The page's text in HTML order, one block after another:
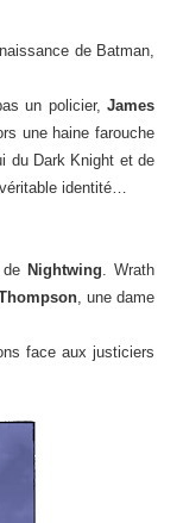
de Batman,
un policier, James
une haine farouche
du Dark Knight et de
identité…
Nightwing. Wrath
, une dame
face aux justiciers